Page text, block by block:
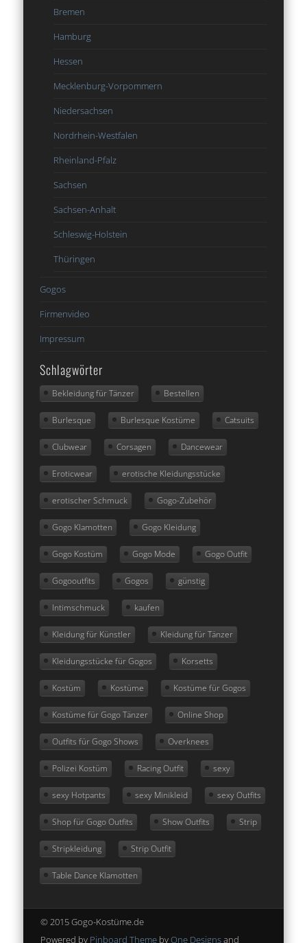
Bremen
Hamburg
Hessen
Mecklenburg-Vorpommern
Niedersachsen
Nordrhein-Westfalen
Rheinland-Pfalz
Sachsen
Sachsen-Anhalt
Schleswig-Holstein
Thüringen
Gogos
Firmenvideo
Impressum
Schlagwörter
Bekleidung für Tänzer Bestellen
Burlesque Burlesque Kostüme Catsuits
Clubwear Corsagen Dancewear
Eroticwear erotische Kleidungsstücke
erotischer Schmuck Gogo-Zubehör
Gogo Klamotten Gogo Kleidung
Gogo Kostüm Gogo Mode Gogo Outfit
Gogooutfits Gogos günstig
Intimschmuck kaufen
Kleidung für Künstler Kleidung für Tänzer
Kleidungsstücke für Gogos Korsetts
Kostüm Kostüme Kostüme für Gogos
Kostüme für Gogo Tänzer Online Shop
Outfits für Gogo Shows Overknees
Polizei Kostüm Racing Outfit sexy
sexy Hotpants sexy Minikleid sexy Outfits
Shop für Gogo Outfits Show Outfits Strip
Stripkleidung Strip Outfit
Table Dance Klamotten
© 2015 Gogo-Kostüme.de
Powered by Pinboard ThemebyOne Designsand